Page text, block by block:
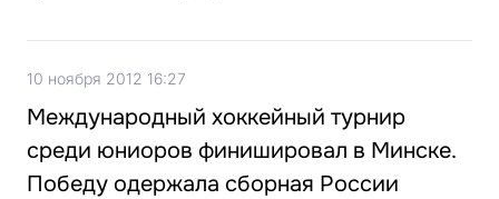
10 ноября 2012 16:27
Международный хоккейный турнир
среди юниоров финишировал в Минске.
Победу одержала сборная России